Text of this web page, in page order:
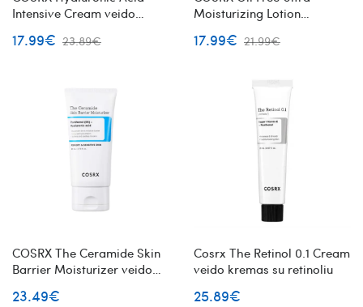
Intensive Cream veido
rūgštimi
17.99€ 23.89€
Moisturizing Lotion
losjonas
17.99€ 21.99€
COSRX The Ceramide Skin
Barrier Moisturizer veido
23.49€
Cosrx The Retinol 0.1 Cream
veido kremas su retinoliu
25.89€